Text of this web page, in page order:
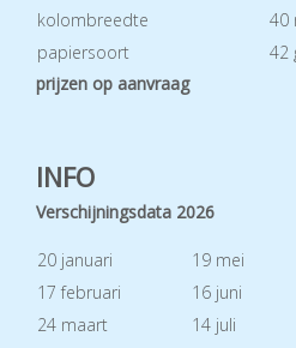
kolombreedte
40
papiersoort
42
prijzen op aanvraag
INFO
Verschijningsdata 2026
20 januari 19 mei
17 februari
16 juni
24 maart
14 juli